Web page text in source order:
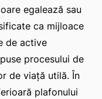
egalează sau
ca mijloace
de active
procesului de
de viață utilă. În
plafonului